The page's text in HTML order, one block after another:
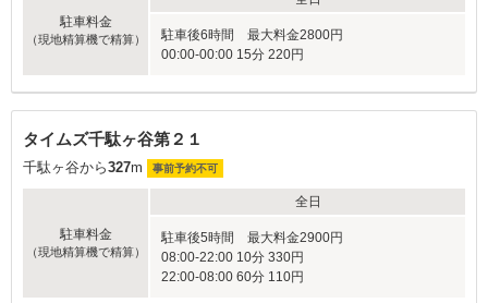
駐車料金
（現地精算機で精算）
駐車後6時間 最大料金2800円
00:00-00:00 15分 220円
タイムズ千駄ヶ谷第２１
千駄ヶ谷から327m 事前予約不可
駐車料金
（現地精算機で精算）
全日
駐車後5時間 最大料金2900円
08:00-22:00 10分 330円
22:00-08:00 60分 110円